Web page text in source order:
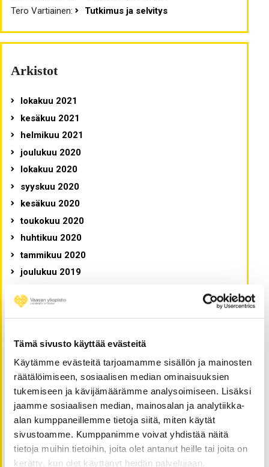
Tämä sivusto käyttää evästeitä
Käytämme evästeitä tarjoamamme sisällön ja mainosten
räätälöimiseen, sosiaalisen median ominaisuuksien
tukemiseen ja kävijämäärämme analysoimiseen. Lisäksi
jaamme sosiaalisen median, mainosalan ja analytiikka-
alan kumppaneillemme tietoja siitä, miten käytät
sivustoamme. Kumppanimme voivat yhdistää näitä
tietoja muihin tietoihin, joita olet antanut heille tai joita on
kerätty, kun olet käyttänyt heidän palvelujaan.
Tero Vartiainen: Tutkimus ja selvitys
Arkistot
lokakuu 2021
kesäkuu 2021
helmikuu 2021
joulukuu 2020
lokakuu 2020
syyskuu 2020
kesäkuu 2020
toukokuu 2020
huhtikuu 2020
tammikuu 2020
joulukuu 2019
lokakuu 2019
elokuu 2019
toukokuu 2019
huhtikuu 2019
helmikuu 2019
tammikuu 2019
joulukuu 2018
marraskuu 2018
lokakuu 2018